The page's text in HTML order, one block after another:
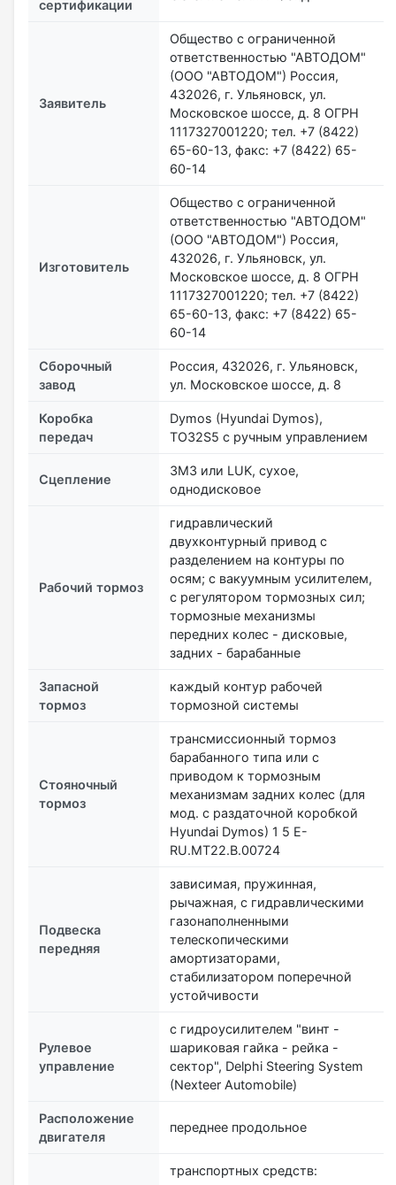
сертификации
Заявитель
Общество с ограниченной
ответственностью "АВТОДОМ"
(ООО "АВТОДОМ") Россия,
432026, г. Ульяновск, ул.
Московское шоссе, д. 8 ОГРН
1117327001220; тел. +7 (8422)
65-60-13, факс: +7 (8422) 65-
60-14
Изготовитель
Общество с ограниченной
ответственностью "АВТОДОМ"
(ООО "АВТОДОМ") Россия,
432026, г. Ульяновск, ул.
Московское шоссе, д. 8 ОГРН
1117327001220; тел. +7 (8422)
65-60-13, факс: +7 (8422) 65-
60-14
Сборочный
завод
Россия, 432026, г. Ульяновск,
ул. Московское шоссе, д. 8
Коробка
передач
Dymos (Hyundai Dymos),
TO32S5 с ручным управлением
Сцепление
ЗМЗ или LUK, сухое,
однодисковое
Рабочий тормоз
гидравлический
двухконтурный привод с
разделением на контуры по
осям; с вакуумным усилителем,
с регулятором тормозных сил;
тормозные механизмы
передних колес - дисковые,
задних - барабанные
Запасной
тормоз
каждый контур рабочей
тормозной системы
Стояночный
тормоз
трансмиссионный тормоз
барабанного типа или с
приводом к тормозным
механизмам задних колес (для
мод. с раздаточной коробкой
Hyundai Dymos) 1 5 E-
RU.MT22.В.00724
Подвеска
передняя
зависимая, пружинная,
рычажная, с гидравлическими
газонаполненными
телескопическими
амортизаторами,
стабилизатором поперечной
устойчивости
Рулевое
управление
с гидроусилителем "винт -
шариковая гайка - рейка -
сектор", Delphi Steering System
(Nexteer Automobile)
Расположение
двигателя
переднее продольное
транспортных средств: